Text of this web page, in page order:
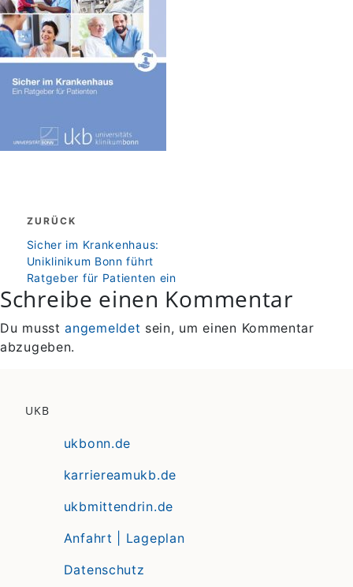
Beitragsnavigation
ZURÜCK
zurück
Sicher im Krankenhaus:
Uniklinikum Bonn führt
Ratgeber für Patienten ein
Schreibe einen Kommentar
Du musstangemeldet sein, um einen Kommentar
abzugeben.
UKB
ukbonn.de
karriereamukb.de
ukbmittendrin.de
Anfahrt | Lageplan
Datenschutz